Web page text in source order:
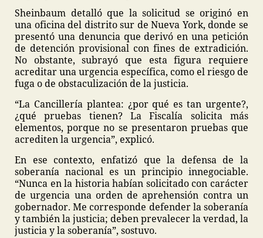
Sheinbaum detalló que la solicitud se originó en
una oficina del distrito sur de Nueva York, donde se
presentó una denuncia que derivó en una petición
de detención provisional con fines de extradición.
No obstante, subrayó que esta figura requiere
acreditar una urgencia específica, como el riesgo de
fuga o de obstaculización de la justicia.
“La Cancillería plantea: ¿por qué es tan urgente?,
¿qué pruebas tienen? La Fiscalía solicita más
elementos, porque no se presentaron pruebas que
acrediten la urgencia”, explicó.
En ese contexto, enfatizó que la defensa de la
soberanía nacional es un principio innegociable.
“Nunca en la historia habían solicitado con carácter
de urgencia una orden de aprehensión contra un
gobernador. Me corresponde defender la soberanía
y también la justicia; deben prevalecer la verdad, la
justicia y la soberanía”, sostuvo.